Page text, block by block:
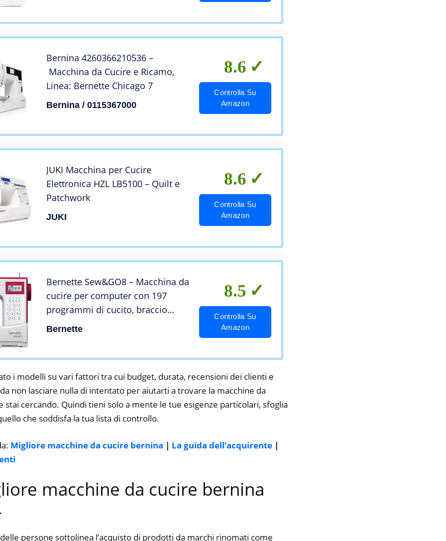
Bernina 4260366210536 –
Macchina da Cucire e Ricamo,
Linea: Bernette Chicago 7
Bernina / 0115367000
8.6
Controlla Su
Amazon
JUKI Macchina per Cucire
Elettronica HZL LB5100 – Quilt e
Patchwork
JUKI
8.6
Controlla Su
Amazon
Bernette Sew&GO8 – Macchina da
cucire per computer con 197
programmi di cucito, braccio
libero, display multifunzione,
Bernette
8.5
Controlla Su
Amazon
i modelli su vari fattori tra cui budget, durata, recensioni dei clienti e
non lasciare nulla di intentato per aiutarti a trovare la macchine da
stai cercando. Quindi tieni solo a mente le tue esigenze particolari, sfoglia
che soddisfa la tua lista di controllo.
Migliore macchine da cucire bernina | La guida dell’acquirente |
macchine da cucire bernina
persone sottolinea l’acquisto di prodotti da marchi rinomati come